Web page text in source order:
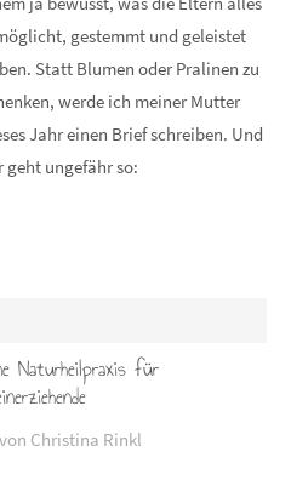
gestemmt und geleistet
Statt Blumen oder Pralinen zu
werde ich meiner Mutter
Jahr einen Brief schreiben. Und
geht ungefähr so:
Naturheilpraxis für
von Christina Rinkl